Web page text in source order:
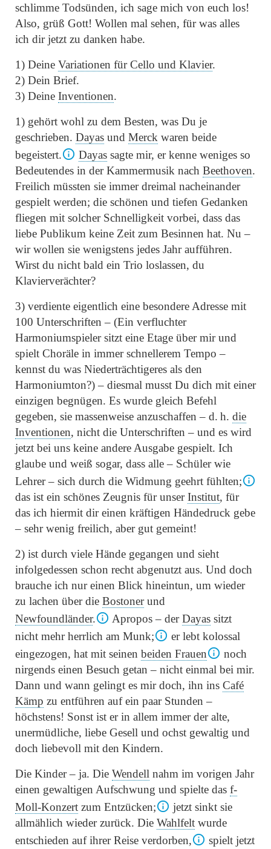
schlimme Todsünden, ich sage mich von euch los!
Also, grüß Gott! Wollen mal sehen, für was alles
ich dir jetzt zu danken habe.
1) Deine Variationen für Cello und Klavier.
2) Dein Brief.
3) Deine Inventionen.
1) gehört wohl zu dem Besten, was Du je
geschrieben. Dayas und Merck waren beide
begeistert.
Dayas sagte mir, er kenne weniges so
Bedeutendes in der Kammermusik nach Beethoven.
Freilich müssten sie immer dreimal nacheinander
gespielt werden; die schönen und tiefen Gedanken
fliegen mit solcher Schnelligkeit vorbei, dass das
liebe Publikum keine Zeit zum Besinnen hat. Nu –
wir wollen sie wenigstens jedes Jahr aufführen.
Wirst du nicht bald ein Trio loslassen, du
Klavierverächter?
3) verdiente eigentlich eine besondere Adresse mit
100 Unterschriften – (Ein verfluchter
Harmoniumspieler sitzt eine Etage über mir und
spielt Choräle in immer schnellerem Tempo –
kennst du was Niederträchtigeres als den
Harmoniumton?) – diesmal musst Du dich mit einer
einzigen begnügen. Es wurde gleich Befehl
gegeben, sie massenweise anzuschaffen – d. h. die
Inventionen, nicht die Unterschriften – und es wird
jetzt bei uns keine andere Ausgabe gespielt. Ich
glaube und weiß sogar, dass alle – Schüler wie
Lehrer – sich durch die Widmung geehrt fühlten;
das ist ein schönes Zeugnis für unserInstitut, für
das ich hiermit dir einen kräftigen Händedruck gebe
– sehr wenig freilich, aber gut gemeint!
2) ist durch viele Hände gegangen und sieht
infolgedessen schon recht abgenutzt aus. Und doch
brauche ich nur einen Blick hineintun, um wieder
zu lachen über die Bostonerund
Newfoundländer. Apropos – derDayas sitzt
nicht mehr herrlich am Munk;
er lebt kolossal
eingezogen, hat mit seinen beiden Frauen
noch
nirgends einen Besuch getan – nicht einmal bei mir.
Dann und wann gelingt es mir doch, ihn ins Café
Kämp zu entführen auf ein paar Stunden –
höchstens! Sonst ist er in allem immer der alte,
unermüdliche, liebe Gesell und ochst gewaltig und
doch liebevoll mit den Kindern.
Die Kinder – ja. Die Wendell nahm im vorigen Jahr
einen gewaltigen Aufschwung und spielte das f-
Moll-Konzert zum Entzücken;
jetzt sinkt sie
allmählich wieder zurück. Die Wahlfelt wurde
entschieden auf ihrer Reise verdorben,
spielt jetzt